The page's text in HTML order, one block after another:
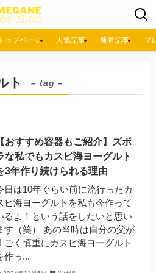
トップページ 人気記事 新着記事 プ
ト – tag –
【おすすめ容器もご紹介】ズボ
な私でもカスピ海ヨーグルト
3年作り続けられる理由
日は10年ぐらい前に流行ったカ
ピ海ヨーグルトを私も今作って
るよ！という話をしたいと思い
す（笑） あの当時は自分の父が
ごく慎重にカスピ海ヨーグルト
作っ...